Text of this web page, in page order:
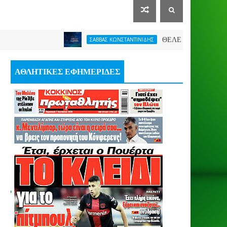
ΣΑΒΒΑΣ ΚΩΝΣΤΑΝΤΙΝΙΔΗΣ ΘΕΛΕΙ FORMAT O ΑΡΗΣ
ΑΘΛΗΤΙΚΕΣ ΕΦΗΜΕΡΙΔΕΣ